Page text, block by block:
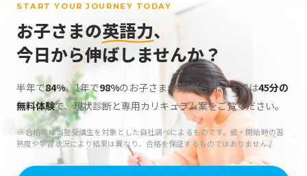
START YOUR JOURNEY TODAY
お子さまの英語力、
今日から伸ばしませんか？
半年で84%、1年で98%のお子さまが英検®合格。まずは45分の
無料体験で、現状診断と専用カリキュラム案をご覧ください。
※ 合格率は当塾受講生を対象とした自社調べによるものです。級・開始時の習
熟度や学習状況により結果は異なり、合格を保証するものではありません。